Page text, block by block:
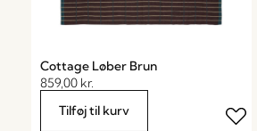
Cottage Løber Brun
859,00 kr.
Tilføj til kurv